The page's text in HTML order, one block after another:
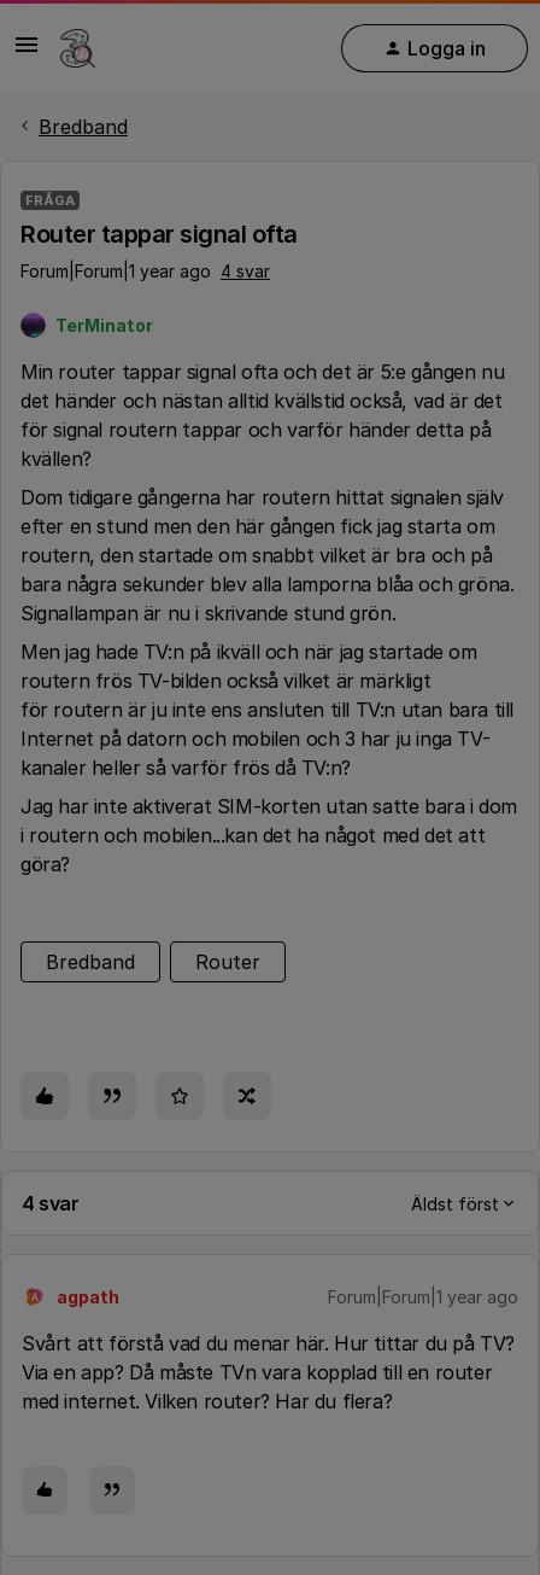
Logga in
Bredband
FRÅGA
Router tappar signal ofta
Forum|Forum|1 year ago 4 svar
TerMinator
Min router tappar signal ofta och det är 5:e gången nu
det händer och nästan alltid kvällstid också, vad är det
för signal routern tappar och varför händer detta på
kvällen?
Dom tidigare gångerna har routern hittat signalen själv
efter en stund men den här gången fick jag starta om
routern, den startade om snabbt vilket är bra och på
bara några sekunder blev alla lamporna blåa och gröna.
Signallampan är nu i skrivande stund grön.
Men jag hade TV:n på ikväll och när jag startade om
routern frös TV-bilden också vilket är märkligt
för routern är ju inte ens ansluten till TV:n utan bara till
Internet på datorn och mobilen och 3 har ju inga TV-
kanaler heller så varför frös då TV:n?
Jag har inte aktiverat SIM-korten utan satte bara i dom
i routern och mobilen...kan det ha något med det att
göra?
Bredband Router
4 svar Äldst först
A agpath Forum|Forum|1 year ago
Svårt att förstå vad du menar här. Hur tittar du på TV?
Via en app? Då måste TVn vara kopplad till en router
med internet. Vilken router? Har du flera?